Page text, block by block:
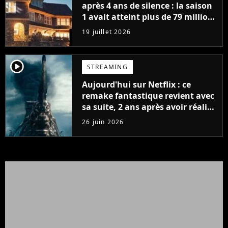
après 4 ans de silence : la saison
1 avait atteint plus de 79 millions
de vues
19 juillet 2026
player2 STREAMING
Aujourd'hui sur Netflix : ce
remake fantastique revient avec
sa suite, 2 ans après avoir réalisé
60 millions de vues et régné 6
semaines dans le Top 10
26 juin 2026